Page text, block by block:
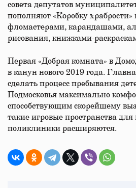
совета депутатов
пополняют «Коробку
фломастерами, карандашами,
рисования, книжками-
Первая «Добрая комната» в
в канун нового 2019 года.
сделать процесс пребывания
Подмосковья максимально
способствующим скорейшему
такие игровые пространства для
поликлиники расширяются.